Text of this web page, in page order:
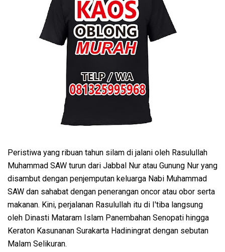
Peristiwa yang ribuan tahun silam di jalani oleh Rasulullah
Muhammad SAW turun dari Jabbal Nur atau Gunung Nur yang
disambut dengan penjemputan keluarga Nabi Muhammad
SAW dan sahabat dengan penerangan oncor atau obor serta
makanan. Kini, perjalanan Rasulullah itu di I'tiba langsung
oleh Dinasti Mataram Islam Panembahan Senopati hingga
Keraton Kasunanan Surakarta Hadiningrat dengan sebutan
Malam Selikuran.